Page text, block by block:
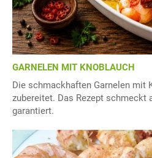
GARNELEN MIT KNOBLAUCH
Die schmackhaften Garnelen mit
zubereitet. Das Rezept schmeckt
garantiert.